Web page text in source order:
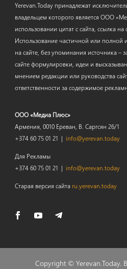
Yerevan.Today принадлежат
владельцем которого является ООО
использовании цитат с сайта, ссылка на
Использование частичной или полной
на сайте, без упоминания источника
сайте формулировки, идеи и
мнением редакции или руководства
ответственности за содержимое
ООО «Медиа Плюс»
Армения, 0010 Ереван, В. Саргсян 26/1
+374 60 75 01 21 | info@yerevan.today
Для Рекламы
+374 60 75 01 21 | info@yerevan.today
Старая версия сайта ru.yerevan.today
Copyright © Yerevan.Today.